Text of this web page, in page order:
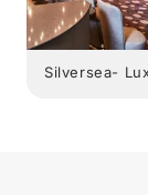
Silversea-